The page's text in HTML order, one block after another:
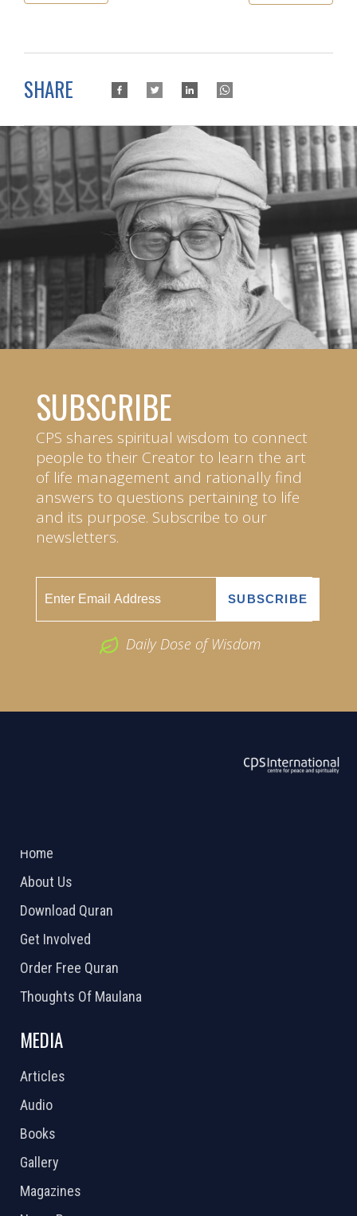
SHARE
SUBSCRIBE
CPS shares spiritual wisdom to connect
people to their Creator to learn the art
of life management and rationally find
answers to questions pertaining to life
and its purpose. Subscribe to our
newsletters.
Daily Dose of Wisdom
Home
About Us
Download Quran
Get Involved
Order Free Quran
Thoughts Of Maulana
MEDIA
Articles
Audio
Books
Gallery
Magazines